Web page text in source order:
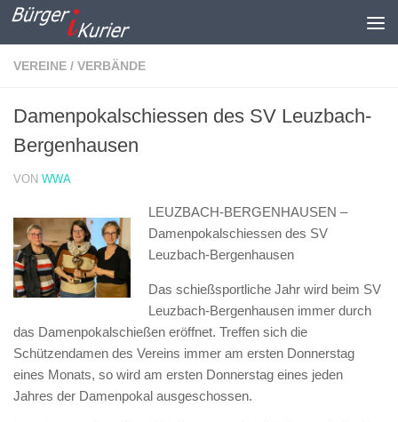
Zum Inhalt springen
VEREINE / VERBÄNDE
Damenpokalschiessen des SV Leuzbach-
Bergenhausen
VON WWA
LEUZBACH-BERGENHAUSEN –
Damenpokalschiessen des SV
Leuzbach-Bergenhausen
Das schießsportliche Jahr wird beim SV
Leuzbach-Bergenhausen immer durch
das Damenpokalschießen eröffnet. Treffen sich die
Schützendamen des Vereins immer am ersten Donnerstag
eines Monats, so wird am ersten Donnerstag eines jeden
Jahres der Damenpokal ausgeschossen.